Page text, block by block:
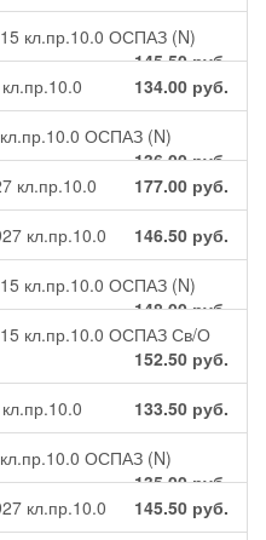
кл.пр.10.0 ОСПАЗ (N)
145.50руб.
134.00 руб.
ОСПАЗ (N)
136.00руб.
кл.пр.10.0
177.00 руб.
кл.пр.10.0 146.50 руб.
кл.пр.10.0 ОСПАЗ (N)
148.00руб.
кл.пр.10.0 ОСПАЗ Св/О
152.50 руб.
133.50 руб.
ОСПАЗ (N)
135.00руб.
кл.пр.10.0
145.50 руб.